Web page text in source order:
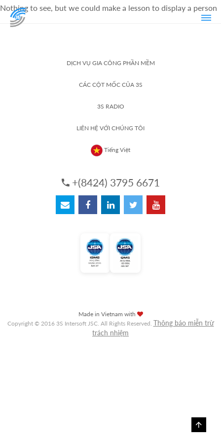
Nothing to see, but we could make a lesson to display a person
DỊCH VỤ GIA CÔNG PHẦN MỀM
CÁC CỘT MỐC CỦA 3S
3S RADIO
LIÊN HỆ VỚI CHÚNG TÔI
Tiếng Việt
+(8424) 3795 6671
Made in Vietnam with
Copyright © 2016 3S Intersoft JSC. All Rights Reserved. Thông báo miễn trừ
trách nhiệm